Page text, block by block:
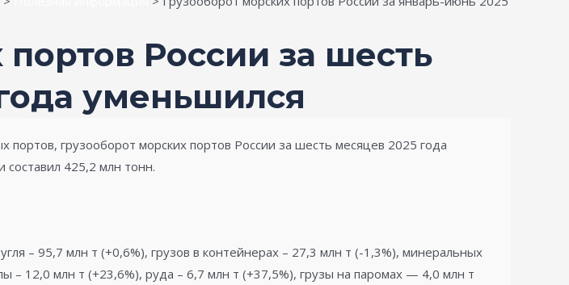
России за шесть
уменьшился
грузооборот морских портов России за шесть месяцев 2025 года
425,2 млн тонн.
– 95,7 млн т (+0,6%), грузов в контейнерах – 27,3 млн т (-1,3%), минеральных
12,0 млн т (+23,6%), руда – 6,7 млн т (+37,5%), грузы на паромах — 4,0 млн т